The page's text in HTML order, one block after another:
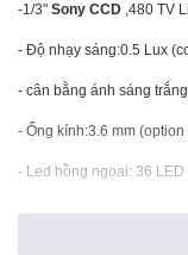
-1/3" Sony CCD ,480 TV
- Độ nhạy sáng:0.5 Lux
- cân bằng ánh sáng
- Ống kính:3.6 mm (option
- Led hồng ngọai: 36 LED
-Nguồn: DC 12V ± 10%